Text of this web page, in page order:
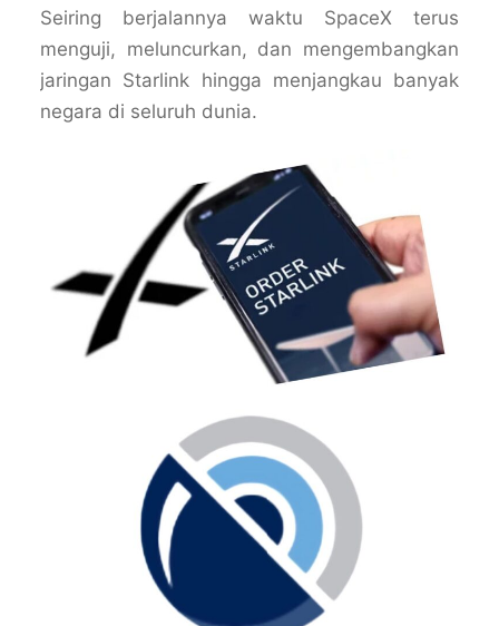
Seiring berjalannya waktu SpaceX terus
menguji, meluncurkan, dan mengembangkan
jaringan Starlink hingga menjangkau banyak
negara di seluruh dunia.